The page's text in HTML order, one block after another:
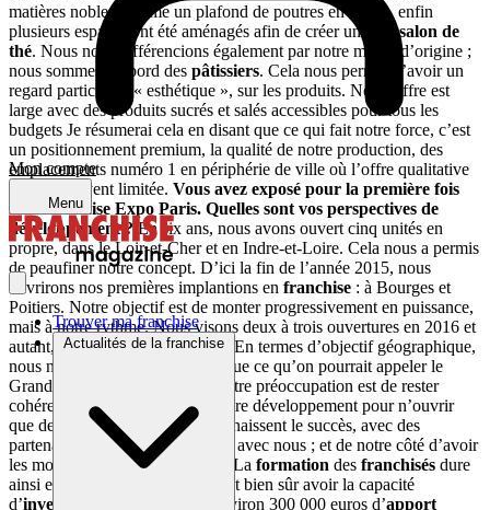
Mon compte
Menu
Trouver ma franchise
Actualités de la franchise
matières nobles comme un plafond de poutres en chêne, enfin
plusieurs espaces ont été aménagés afin de créer un coinsalon de
thé. Nous nous différencions également par notre métier d’origine ;
nous sommes d’abord des pâtissiers. Cela nous permet d’avoir un
regard particulier, « esthétique », sur les produits. Notre offre est
large avec des produits sucrés et salés accessibles pour tous les
budgets Je résumerai cela en disant que ce qui fait notre force, c’est
un positionnement premium, la qualité de notre production, des
emplacements numéro 1 en périphérie de ville où l’offre qualitative
est très souvent limitée. Vous avez exposé pour la première fois
sur Franchise Expo Paris. Quelles sont vos perspectives de
développement ? En six ans, nous avons ouvert cinq unités en
propre, dans le Loir-et-Cher et en Indre-et-Loire. Cela nous a permis
de peaufiner notre concept. D’ici la fin de l’année 2015, nous
ouvrirons nos premières implantions en franchise : à Bourges et
Poitiers. Notre objectif est de monter progressivement en puissance,
mais à notre rythme. Nous visons deux à trois ouvertures en 2016 et
autant, ou un peu plus, en 2017. En termes d’objectif géographique,
nous ne ciblons, pour l’instant, que ce qu’on pourrait appeler le
Grand Ouest, mais pas Paris. Notre préoccupation est de rester
cohérents et de bien maitriser notre développement pour n’ouvrir
que des
points de vente qui connaissent le succès, avec des
partenaires qui se sentent à l’aise avec nous ; et de notre côté d’avoir
les moyens de les accompagner. La formation des franchisés dure
ainsi entre 3 et 6 mois. Ils doivent bien sûr avoir la capacité
d’investissement nécessaire (environ 300 000 euros d’apport